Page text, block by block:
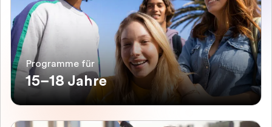
Programme für
15–18 Jahre